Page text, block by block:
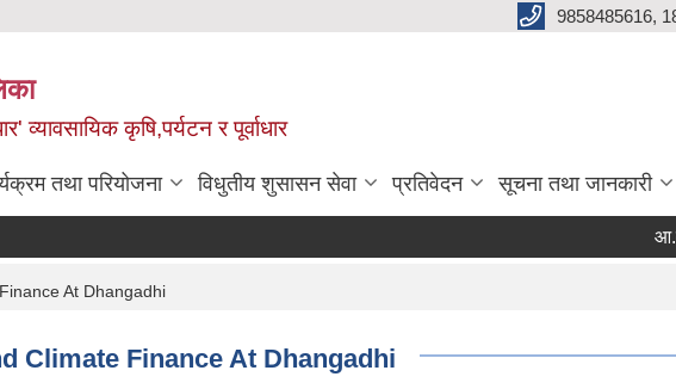
9858485616,
व्यावसायिक कृषि,पर्यटन र पूर्वाधार
तथा परियोजना विधुतीय शुसासन सेवा प्रतिवेदन सूचना तथा जानकारी
आ.व.
At Dhangadhi
Climate Finance At Dhangadhi